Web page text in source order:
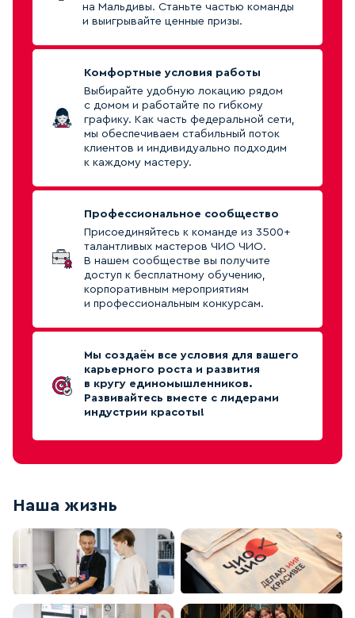
на Мальдивы. Станьте частью команды
и выигрывайте ценные призы.
Комфортные условия работы
Выбирайте удобную локацию рядом
с домом и работайте по гибкому
графику. Как часть федеральной сети,
мы обеспечиваем стабильный поток
клиентов и индивидуально подходим
к каждому мастеру.
Профессиональное сообщество
Присоединяйтесь к команде из 3500+
талантливых мастеров ЧИО ЧИО.
В нашем сообществе вы получите
доступ к бесплатному обучению,
корпоративным мероприятиям
и профессиональным конкурсам.
Мы создаём все условия для вашего
карьерного роста и развития
в кругу единомышленников.
Развивайтесь вместе с лидерами
индустрии красоты!
Наша жизнь